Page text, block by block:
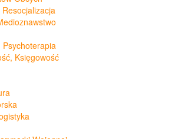
Psychoterapia
Księgowość